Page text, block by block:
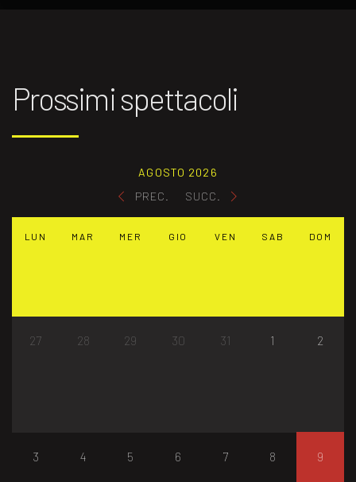
Prossimi spettacoli
PREC.
AGOSTO 2026
SUCC.
LUN MAR MER GIO VEN SAB DOM
27 28 29 30 31 1 2
3 4 5 6 7 8 9